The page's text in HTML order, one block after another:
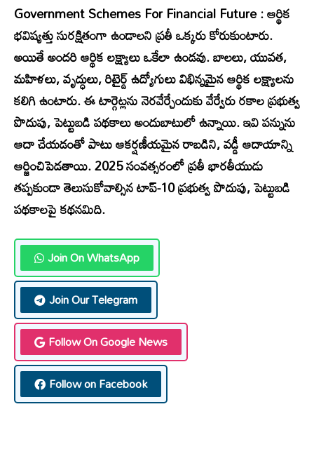
Government Schemes For Financial Future: ఆర్థిక
భవిష్యత్తు సురక్షితంగా ఉండాలని ప్రతీ ఒక్కరు కోరుకుంటారు.
అయితే అందరి ఆర్థిక లక్ష్యాలు ఒకేలా ఉండవు. బాలలు, యువత,
మహిళలు, వృద్ధులు, రిటైర్డ్ ఉద్యోగులు విభిన్నమైన ఆర్థిక లక్ష్యాలను
కలిగి ఉంటారు. ఈ టార్గెట్లను నెరవేర్చేందుకు వేర్వేరు రకాల ప్రభుత్వ
పొదుపు, పెట్టుబడి పథకాలు అందుబాటులో ఉన్నాయి. ఇవి పన్నును
ఆదా చేయడంతో పాటు ఆకర్షణీయమైన రాబడిని, వడ్డీ ఆదాయాన్ని
ఆర్జించిపెడతాయి. 2025 సంవత్సరంలో ప్రతీ భారతీయుడు
తప్పకుండా తెలుసుకోవాల్సిన టాప్-10 ప్రభుత్వ పొదుపు, పెట్టుబడి
పథకాలపై కథనమిది.
Join On WhatsApp
Join Our Telegram
Follow On Google News
Follow on Facebook